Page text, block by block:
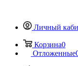
Личный
Корзина0
Отложенные